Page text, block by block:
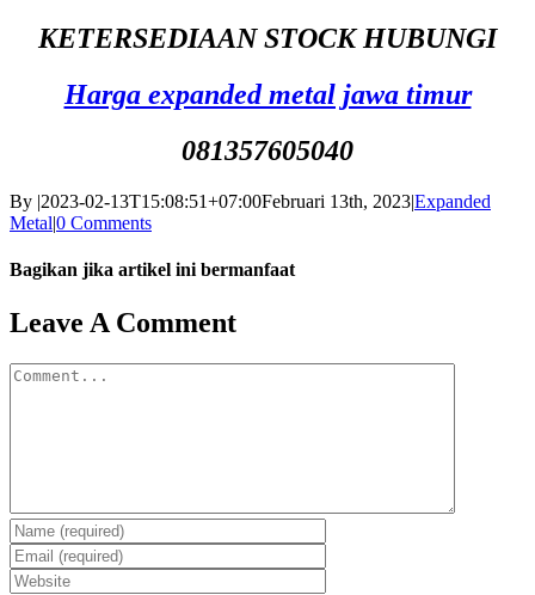
KETERSEDIAAN STOCK HUBUNGI
Harga expanded metal jawa timur
081357605040
By |2023-02-13T15:08:51+07:00Februari 13th, 2023|Expanded
Metal|0 Comments
Bagikan jika artikel ini bermanfaat
Facebook
Twitter
Reddit
LinkedIn
WhatsApp
Tumblr
Pinterest
Vk
Email
Leave A Comment
Comment